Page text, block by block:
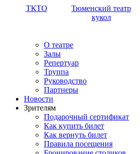
ТКТО
Тюменский театр
кукол
О театре
Залы
Репертуар
Труппа
Руководство
Партнеры
Новости
Зрителям
Подарочный сертификат
Как купить билет
Как вернуть билет
Правила посещения